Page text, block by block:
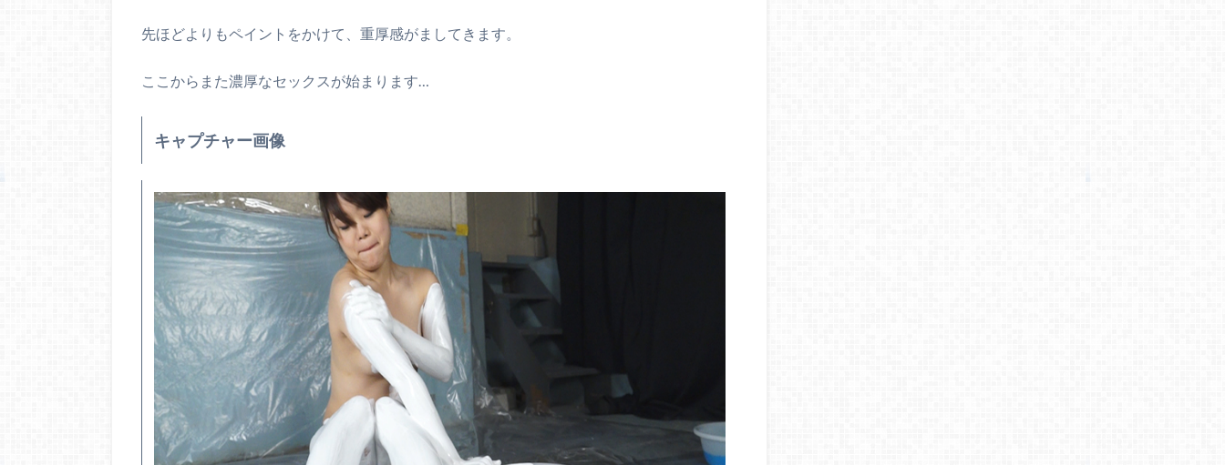
先ほどよりもペイントをかけて、重厚感がましてきます。
ここからまた濃厚なセックスが始まります…
キャプチャー画像